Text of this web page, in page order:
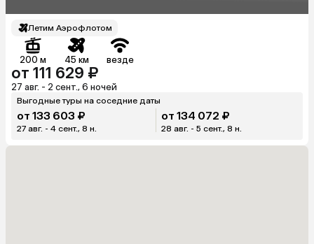
Летим Аэрофлотом
200 м 45 км везде
от 111 629 ₽
27 авг. - 2 сент., 6 ночей
Выгодные туры на соседние даты
от 133 603 ₽
27 авг. - 4 сент., 8 н.
от 134 072 ₽
28 авг. - 5 сент., 8 н.